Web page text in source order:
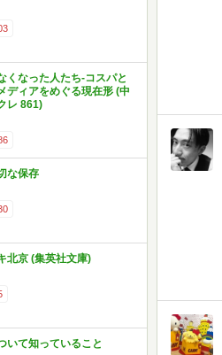
くなった人たち-コスパと
ディアをめぐる現在形 (中
レ 861)
な保存
北京 (集英社文庫)
いて知っていること